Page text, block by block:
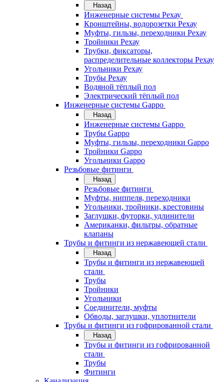
Назад
Инженерные системы Рехау
Кронштейны, водорозетки Рехау
Муфты, гильзы, переходники Рехау
Тройники Рехау
Трубки, фиксаторы,
распределительные коллекторы Рехау
Угольники Рехау
Трубы Рехау
Водяной тёплый пол
Электрический тёплый пол
Инженерные системы Gappo
Назад
Инженерные системы Gappo
Трубы Gappo
Муфты, гильзы, переходники Gappo
Тройники Gappo
Угольники Gappo
Резьбовые фитинги
Назад
Резьбовые фитинги
Муфты, ниппеля, переходники
Угольники, тройники, крестовины
Заглушки, футорки, удлинители
Американки, фильтры, обратные
клапаны
Трубы и фитинги из нержавеющей стали
Назад
Трубы и фитинги из нержавеющей
стали
Трубы
Тройники
Угольники
Соединители, муфты
Обводы, заглушки, уплотнители
Трубы и фитинги из гофрированной стали
Назад
Трубы и фитинги из гофрированной
стали
Трубы
Фитинги